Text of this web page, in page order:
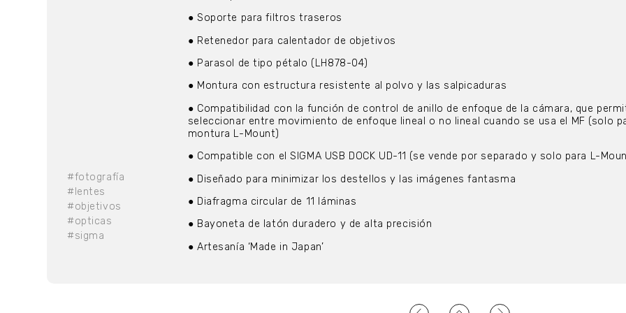
#fotografía
#lentes
#objetivos
#opticas
#sigma
● Soporte para filtros traseros
● Retenedor para calentador de objetivos
● Parasol de tipo pétalo (LH878-04)
● Montura con estructura resistente al polvo y las salpicaduras
● Compatibilidad con la función de control de anillo de enfoque de la cámara, que
seleccionar entre movimiento de enfoque lineal o no lineal cuando se usa el MF (solo
montura L-Mount)
● Compatible con el SIGMA USB DOCK UD-11 (se vende por separado y solo para L-
● Diseñado para minimizar los destellos y las imágenes fantasma
● Diafragma circular de 11 láminas
● Bayoneta de latón duradero y de alta precisión
● Artesanía ‘Made in Japan’